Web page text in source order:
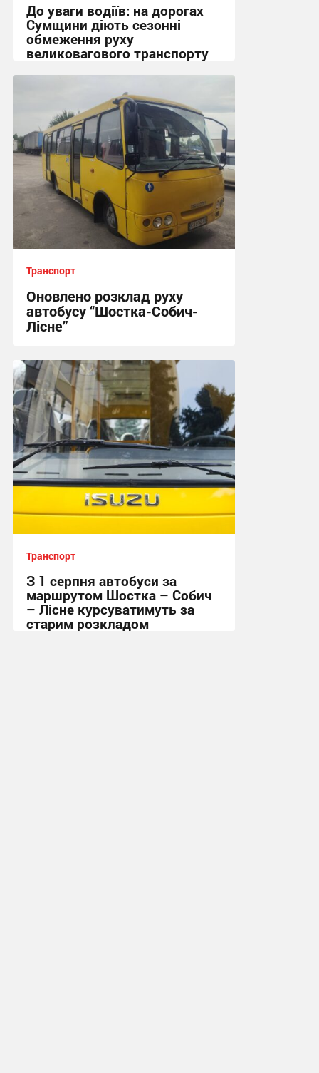
До уваги водіїв: на дорогах
Сумщини діють сезонні
обмеження руху
великовагового транспорту
Транспорт
Оновлено розклад руху
автобусу “Шостка-Собич-
Лісне”
11:03, 3.08.2026
Транспорт
З 1 серпня автобуси за
маршрутом Шостка – Собич
– Лісне курсуватимуть за
старим розкладом